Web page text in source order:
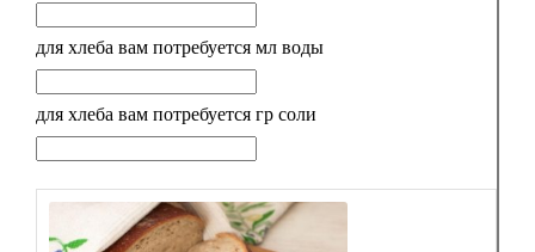
для хлеба вам потребуетсямл воды
для хлеба вам потребуетсягр соли